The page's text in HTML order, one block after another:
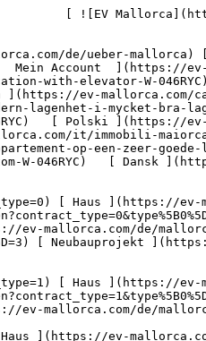
Gewerbe     [ Alle Immobilien ](https://ev-mallorca.com/de/gewerbeimmobilien) [ Land und Forstwirtschaft ](https://ev-mallorca.com/de/gewerbeimmobilien?type%5B0%5D=6) [ Hotel ](https://ev-mallorca.com/de/gewerbeimmobilien?type%5B0%5D=7) [ Industrie ](https://ev-mallorca.com/de/gewerbeimmobilien?type%5B0%5D=8) [ Investment ](https://ev-mallorca.com/de/gewerbeimmobilien?type%5B0%5D=9) [ Gastronomie ](https://ev-mallorca.com/de/gewerbeimmobilien?type%5B0%5D=10) [ Grundstück ](https://ev-mallorca.com/de/gewerbeimmobilien?type%5B0%5D=11) [ Ladenfläche ](https://ev-mallorca.com/de/gewerbeimmobilien?type%5B0%5D=12) [ Sonstiges ](https://ev-mallorca.com/de/gewerbeimmobilien?type%5B0%5D=13) [ Ladenfläche ](https://ev-mallorca.com/de/gewerbeimmobilien?type%5B0%5D=14) 

 [ Neubauprojekt ](https://ev-mallorca.com/de/mallorca-neubauprojekt) 

 [ Über uns ](https://ev-mallorca.com/de/ueber-uns) 

 [ Über Mallorca ](https://ev-mallorca.com/de/ueber-mallorca) 

 [ Immobilie verkaufen ](https://ev-mallorca.com/de/immobilie-auf-mallorca-verkaufen) 

 [ Kontakt ](https://ev-mallorca.com/de/standorte) 

   [ Mein Account ](https://ev-mallorca.com/de/mein-account) 

 [   Call Us on +34 971 01 63 55   ](tel:+34971016355) 

     Exklusiv 

         ![Modernes Apartment in sehr guter Lage mit Aufzug-1](https://cdn.ev-mallorca.com/images/properties/72f50b44-9296-424b-8d70-243e4114e716/d7b03846-f427-4b05-a318-29b29a720767.jpg?crop=true&crop_gravity=northwest&format=webp&quality=80)  

         ![Modernes Apartment in sehr guter Lage mit Aufzug-2](https://cdn.ev-mallorca.com/images/properties/72f50b44-9296-424b-8d70-243e4114e716/11e66b4d-59fd-4e83-868a-073adddcfa19.jpg?crop=true&crop_gravity=northwest&format=webp&quality=80)  

         ![Modernes Apartment in sehr guter Lage mit Aufzug-3](https://cdn.ev-mallorca.com/images/properties/72f50b44-9296-424b-8d70-243e4114e716/bcd78cdd-489c-49d8-aeba-74e1056e73a6.jpg?crop=true&crop_gravity=northwest&format=webp&quality=80)  

         ![Modernes Apartment in sehr guter Lage mit Aufzug-4](https://cdn.ev-mallorca.com/images/properties/72f50b44-9296-424b-